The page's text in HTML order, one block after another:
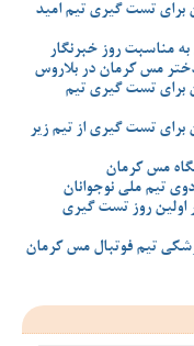
برای تست گیری تیم امید
مناسبت روز خبرنگار
مس کرمان در بلاروس
برای تست گیری تیم
برای تست گیری از تیم زیر
مس کرمان
تیم ملی نوجوانان
روز تست گیری
تیم فوتبال مس کرمان